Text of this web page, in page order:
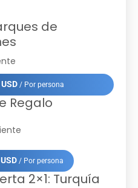
de
/ Por persona
Regalo
/ Por persona
2×1: Turquía